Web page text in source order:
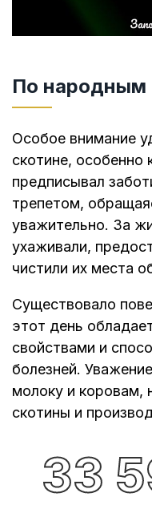
По народным
Особое внимание
скотине,
предписывал
трепетом,
уважительно. За
ухаживали,
чистили их места
Существовало
этот день
свойствами и
болезней.
молоку и коровам,
скотины и
34